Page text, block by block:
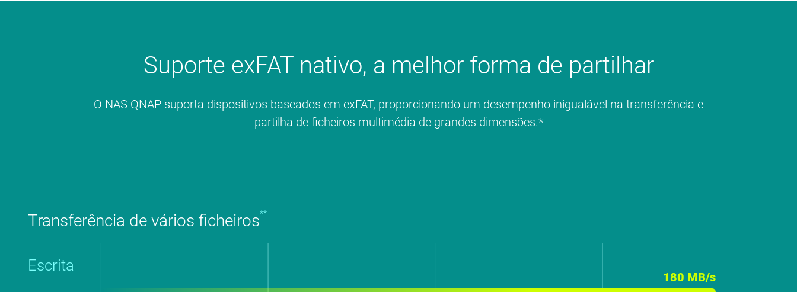
Suporte exFAT nativo, a melhor forma de partilhar
O NAS QNAP suporta dispositivos baseados em exFAT, proporcionando um desempenho inigualável na transferência e
partilha de ficheiros multimédia de grandes dimensões.*
Transferência de vários ficheiros**
Escrita
180 MB/s